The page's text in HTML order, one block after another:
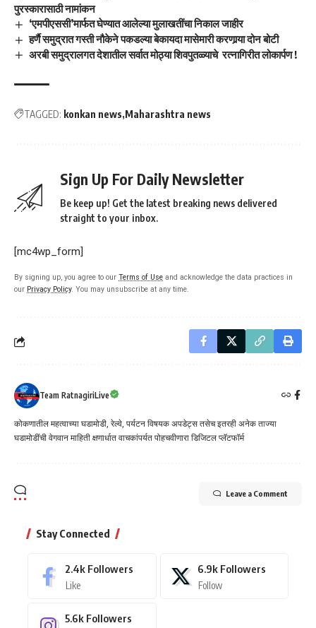
पुरस्कारासाठी नामांकन
‘एमपीएससी’मार्फत घेण्यात आलेल्या मुलाखतींचा निकाल जाहीर
हर्णै समुद्रात गस्ती नौकेने पकडल्या बेकायदा मासेमारी करणार्‍या दोन बोटी
अरबी समुद्रालगत देशातील सर्वात मोठ्या शिवपुतळ्याचे रत्नागिरीत लोकार्पण !
TAGGED: konkan news Maharashtra news
Sign Up For Daily Newsletter
Be keep up! Get the latest breaking news delivered
straight to your inbox.
[mc4wp_form]
By signing up, you agree to our Terms of Use and acknowledge the data practices in
our Privacy Policy. You may unsubscribe at any time.
Team RatnagiriLive
कोकणातील महत्वाच्या घडामोडी, रेल्वे, पर्यटन विषयक अपडेट्स तसेच इतरही अनेक ताज्या
घडामोडींची वेगवान माहिती क्षणार्धात वाचकांपर्यत पोहचवीणारा डिजिटल प्लॅटफॉर्म
Leave a Comment
Stay Connected
2.4k Followers
Like
6.9k Followers
Follow
5.6k Followers